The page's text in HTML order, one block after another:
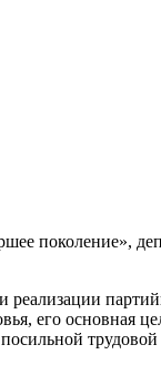
поколение»,
реализации
его основная